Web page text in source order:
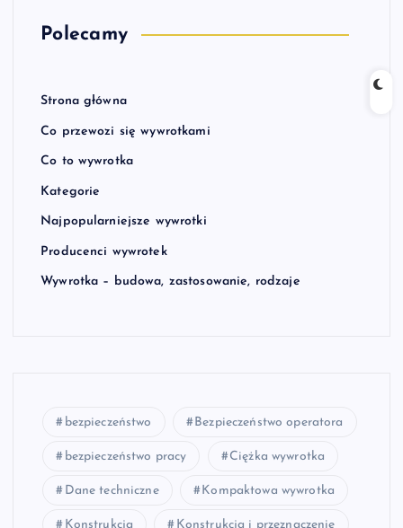
Polecamy
Strona główna
Co przewozi się wywrotkami
Co to wywrotka
Kategorie
Najpopularniejsze wywrotki
Producenci wywrotek
Wywrotka – budowa, zastosowanie, rodzaje
bezpieczeństwo Bezpieczeństwo operatora
bezpieczeństwo pracy Ciężka wywrotka
Dane techniczne Kompaktowa wywrotka
Konstrukcja Konstrukcja i przeznaczenie